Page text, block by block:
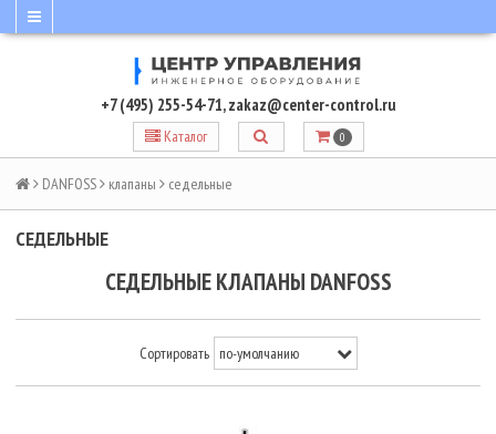
+7 (495) 255-54-71,zakaz@center-control.ru
Каталог 0
DANFOSS клапаны седельные
СЕДЕЛЬНЫЕ
СЕДЕЛЬНЫЕ КЛАПАНЫ DANFOSS
Сортировать